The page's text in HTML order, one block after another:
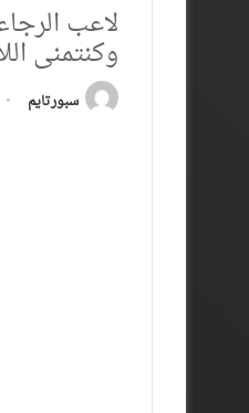
لاعب
وكنتمنى
سبورتايم